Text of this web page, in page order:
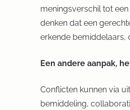
meningsverschil tot
denken dat een
erkende bemiddelaars,
Een andere aanpak,
Conflicten kunnen via
bemiddeling,